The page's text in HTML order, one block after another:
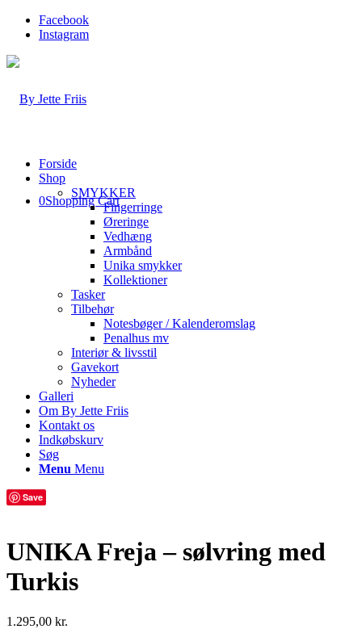
Facebook
Instagram
0Shopping Cart
Forside
Shop
SMYKKER
Fingerringe
Øreringe
Vedhæng
Armbånd
Unika smykker
Kollektioner
Tasker
Tilbehør
Notesbøger / Kalenderomslag
Penalhus mv
Interiør & livsstil
Gavekort
Nyheder
Galleri
Om By Jette Friis
Kontakt os
Indkøbskurv
Søg
Menu Menu
Save
UNIKA Freja – sølvring med
Turkis
1.295,00 kr.